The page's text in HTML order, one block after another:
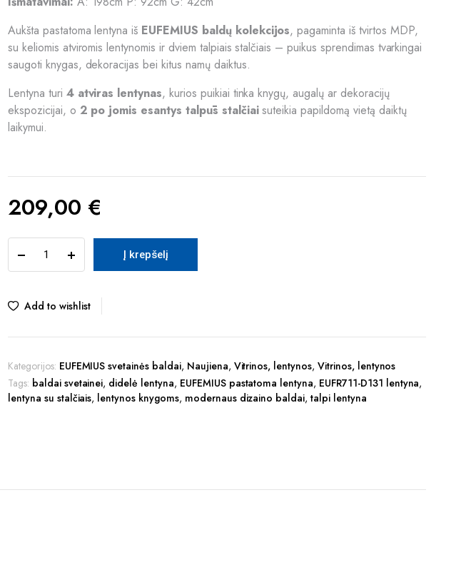
Aukšta pastatoma lentyna iš EUFEMIUS baldų kolekcijos, pagaminta iš tvirtos MDP,
su keliomis atviromis lentynomis ir dviem talpiais stalčiais – puikus sprendimas tvarkingai
saugoti knygas, dekoracijas bei kitus namų daiktus.
Lentyna turi 4 atviras lentynas, kurios puikiai tinka knygų, augalų ar dekoracijų
ekspozicijai, o 2 po jomis esantys talpūs stalčiaisuteikia papildomą vietą daiktų
laikymui.
209,00 €
EUFR711-
D131
lentyna
Į krepšelį
Add to wishlist
Kategorijos: EUFEMIUS svetainės baldai, Naujiena, Vitrinos, lentynos, Vitrinos, lentynos
Tags: baldai svetainei, didelė lentyna, EUFEMIUS pastatoma lentyna, EUFR711-D131 lentyna,
lentyna su stalčiais, lentynos knygoms, modernaus dizaino baldai,talpi lentyna